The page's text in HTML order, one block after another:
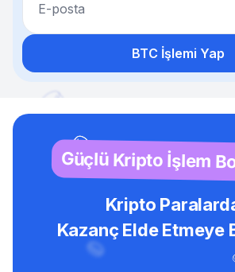
E-posta
BTC İşlemi Yap
Güçlü Kripto İşlem
Kripto
Kazanç Elde Etmeye